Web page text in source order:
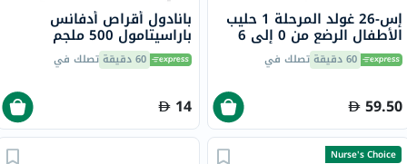
إس-26 غولد المرحلة 1 حليب
الأطفال الرضع من 0 إلى 6
شهور 400 جرام60 دقيقة تصلك في
59.50
بانادول أقراص أدفانس
باراسيتامول 500 ملجم
قرص 60 دقيقة تصلك في
14
Nurse's Choice